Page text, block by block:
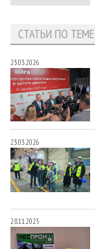
СТАТЬИ ПО ТЕМЕ
23.03.2026
23.03.2026
28.11.2025